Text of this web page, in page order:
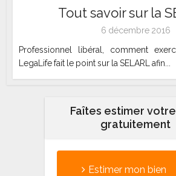
Tout savoir sur la
6 décembre 2016
Professionnel libéral, comment
LegaLife fait le point sur la SELARL afin...
Faîtes estimer
gratuitement
Estimer mon bien